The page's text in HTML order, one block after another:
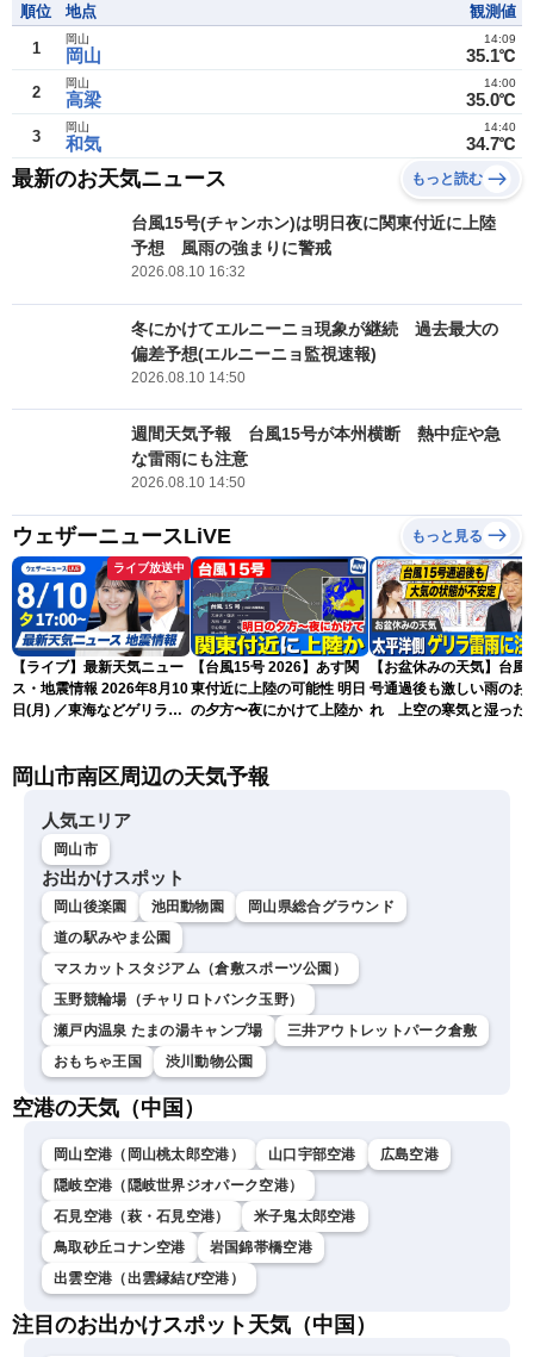
順位 地点 観測値
1 岡山
岡山
35.1℃
14:09
2 高梁
岡山
35.0℃
14:00
3 和気
岡山
34.7℃
14:40
最新のお天気ニュース もっと読む
台風15号(チャンホン)は明日夜に関東付近に上陸
予想 風雨の強まりに警戒
2026.08.10 16:32
冬にかけてエルニーニョ現象が継続 過去最大の
偏差予想(エルニーニョ監視速報)
2026.08.10 14:50
週間天気予報 台風15号が本州横断 熱中症や急
な雷雨にも注意
2026.08.10 14:50
ウェザーニュースLiVE もっと見る
ライブ放送中
【ライブ】最新天気ニュー
ス・地震情報 2026年8月10
日(月) ／東海などゲリラ雷
ュースLiVEイブニング・駒
【台風15号 2026】あす関
東付近に上陸の可能性 明日
の夕方〜夜にかけて上陸か
【お盆休みの天気】台風
号通過後も激しい雨のお
れ 上空の寒気と湿った
岡山市南区周辺の天気予報
人気エリア
岡山市
お出かけスポット
岡山後楽園 池田動物園
岡山県総合グラウンド
道の駅みやま公園
マスカットスタジアム（倉敷スポーツ公園）
玉野競輪場（チャリロトバンク玉野）
瀬戸内温泉 たまの湯キャンプ場
三井アウトレットパーク倉敷
おもちゃ王国
渋川動物公園
空港の天気（中国）
岡山空港（岡山桃太郎空港） 山口宇部空港
広島空港
隠岐空港（隠岐世界ジオパーク空港）
石見空港（萩・石見空港）
米子鬼太郎空港
鳥取砂丘コナン空港
岩国錦帯橋空港
出雲空港（出雲縁結び空港）
注目のお出かけスポット天気（中国）